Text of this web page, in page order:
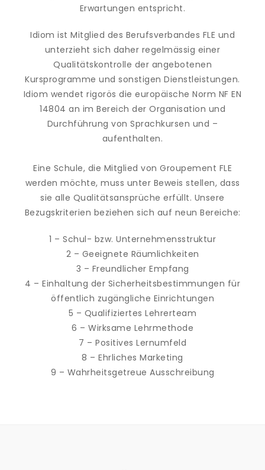
Erwartungen entspricht.
Idiom ist Mitglied des Berufsverbandes FLE und
unterzieht sich daher regelmässig einer
Qualitätskontrolle der angebotenen
Kursprogramme und sonstigen Dienstleistungen.
Idiom wendet rigorös die europäische Norm NF EN
14804 an im Bereich der Organisation und
Durchführung von Sprachkursen und –
aufenthalten.
Eine Schule, die Mitglied von Groupement FLE
werden möchte, muss unter Beweis stellen, dass
sie alle Qualitätsansprüche erfüllt. Unsere
Bezugskriterien beziehen sich auf neun Bereiche:
1 – Schul- bzw. Unternehmensstruktur
2 – Geeignete Räumlichkeiten
3 – Freundlicher Empfang
4 – Einhaltung der Sicherheitsbestimmungen für
öffentlich zugängliche Einrichtungen
5 – Qualifiziertes Lehrerteam
6 – Wirksame Lehrmethode
7 – Positives Lernumfeld
8 – Ehrliches Marketing
9 – Wahrheitsgetreue Ausschreibung